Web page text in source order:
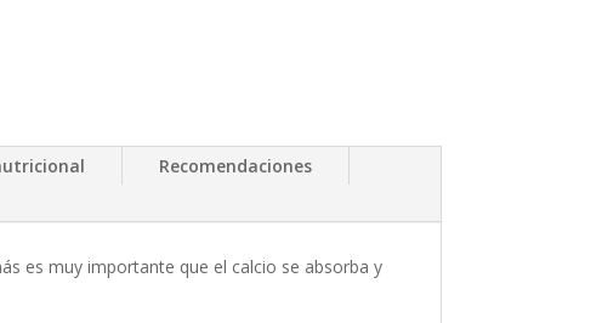
Recomendaciones
es muy importante que el calcio se absorba y